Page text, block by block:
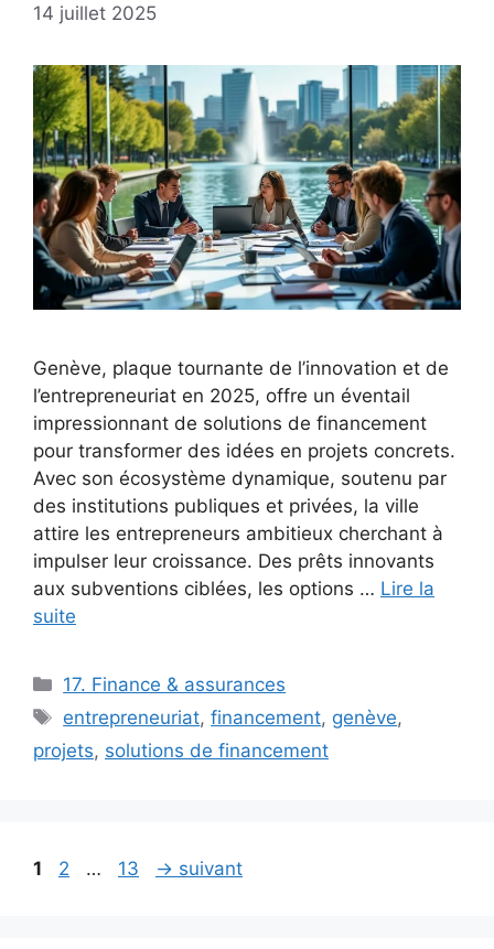
14 juillet 2025
Genève, plaque tournante de l’innovation et de
l’entrepreneuriat en 2025, offre un éventail
impressionnant de solutions de financement
pour transformer des idées en projets concrets.
Avec son écosystème dynamique, soutenu par
des institutions publiques et privées, la ville
attire les entrepreneurs ambitieux cherchant à
impulser leur croissance. Des prêts innovants
aux subventions ciblées, les options … Lire la
suite
Catégories
17. Finance & assurances
Étiquettes
entrepreneuriat,financement, genève,
projets, solutions de financement
Page
1 Page
2 … Page
13 → suivant